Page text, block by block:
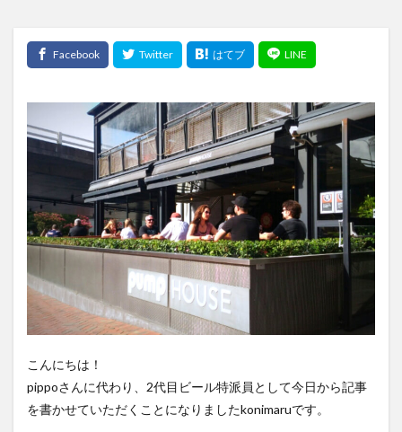
こんにちは！
pippoさんに代わり、2代目ビール特派員として今日から記事
を書かせていただくことになりましたkonimaruです。